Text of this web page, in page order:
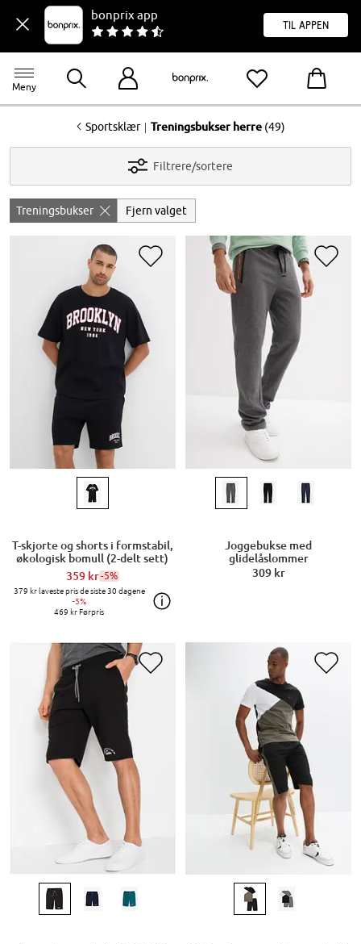
bonprix app
til appen
Meny
<Sportsklær | Treningsbukser herre (49)
Filtrere/sortere
Treningsbukser Fjern valget
T-skjorte og shorts i formstabil,
økologisk bomull (2-delt sett)
359 kr-5%
379 krlaveste pris de siste 30 dagene
-5%
469 krFørpris
Joggebukse med
glidelåslommer
309 kr